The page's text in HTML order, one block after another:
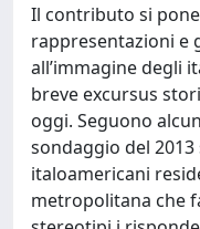
Il contributo si
rappresentazioni e
all’immagine degli
breve excursus
oggi. Seguono
sondaggio del
italoamericani
metropolitana che